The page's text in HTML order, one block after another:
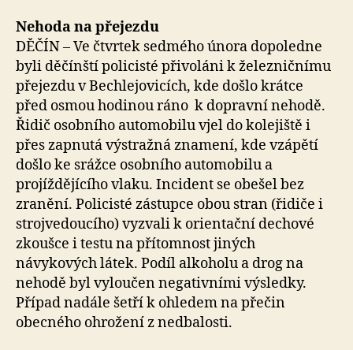
Nehoda na přejezdu
DĚČÍN – Ve čtvrtek sedmého února dopoledne
byli děčínští policisté přivoláni k železničnímu
přejezdu v Bechlejovicích, kde došlo krátce
před osmou hodinou ráno k dopravní nehodě.
Řidič osobního automobilu vjel do kolejiště i
přes zapnutá výstražná znamení, kde vzápětí
došlo ke srážce osobního automobilu a
projíždějícího vlaku. Incident se obešel bez
zranění. Policisté zástupce obou stran (řidiče i
strojvedoucího) vyzvali k orientační dechové
zkoušce i testu na přítomnost jiných
návykových látek. Podíl alkoholu a drog na
nehodě byl vyloučen negativními výsledky.
Případ nadále šetří k ohledem na přečin
obecného ohrožení z nedbalosti.